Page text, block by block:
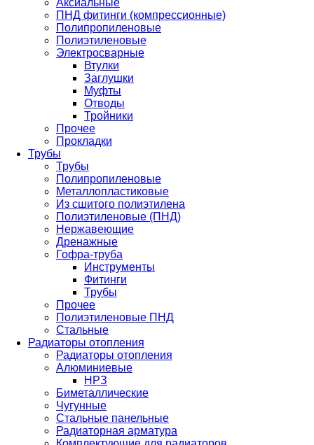
Аксиальные
ПНД фитинги (компрессионные)
Полипропиленовые
Полиэтиленовые
Электросварные
Втулки
Заглушки
Муфты
Отводы
Тройники
Прочее
Прокладки
Трубы
Трубы
Полипропиленовые
Металлопластиковые
Из сшитого полиэтилена
Полиэтиленовые (ПНД)
Нержавеющие
Дренажные
Гофра-труба
Инструменты
Фитинги
Трубы
Прочее
Полиэтиленовые ПНД
Стальные
Радиаторы отопления
Радиаторы отопления
Алюминиевые
НРЗ
Биметаллические
Чугунные
Стальные панельные
Радиаторная арматура